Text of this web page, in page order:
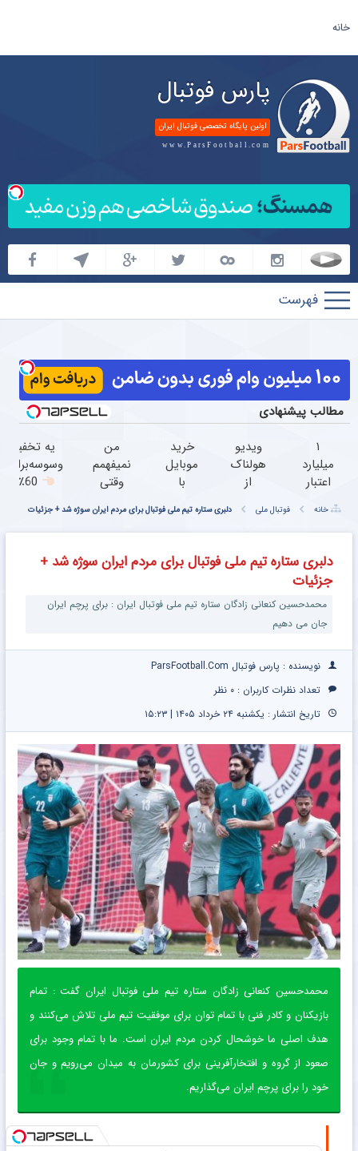
خانه
پارس فوتبال
اولین پایگاه تخصصی فوتبال ایران
www.ParsFootball.com
پارس
فوتبال
مطالب پیشنهادی
۱
میلیارد
اعتبار
طلا |
بدون
ضامن
و چک
ویدیو
هولناک
از
کارتن
خوابی
میلیاردر
آموزش
خرید
موبایل
با
پی |
در ۴
قسط
بدون
کارمزد!
من
نمیفهمم
وقتی
درمان
داره،
چرا
دردش
تحمل
یه تخفیف
60٪ تا
چربیسوز
گیاهی آسون
لاغر شو
خانه فوتبال ملی دلبری ستاره تیم ملی فوتبال برای مردم ایران سوژه شد + جزئیات
دلبری ستاره تیم ملی فوتبال برای مردم ایران سوژه شد +
جزئیات
محمدحسین کنعانی زادگان ستاره تیم ملی فوتبال ایران : برای پرچم ایران
جان می‌ دهیم
نویسنده : پارس فوتبال ParsFootball.Com
تعداد نظرات کاربران : ۰ نظر
تاریخ انتشار : یکشنبه ۲۴ خرداد ۱۴۰۵ | ۱۵:۲۳
محمدحسین کنعانی زادگان ستاره تیم ملی فوتبال ایران گفت : تمام
بازیکنان و کادر فنی با تمام توان برای موفقیت تیم ملی تلاش می‌کنند و
هدف اصلی ما خوشحال کردن مردم ایران است. ما با تمام وجود برای
صعود از گروه و افتخارآفرینی برای کشورمان به میدان می‌رویم و جان
خود را برای پرچم ایران می‌گذاریم.